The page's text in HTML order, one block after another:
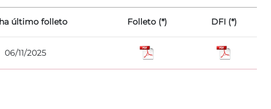
último folleto Folleto (*) DFI (*)
06/11/2025